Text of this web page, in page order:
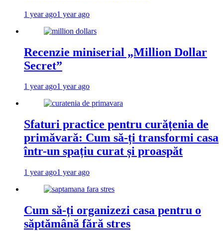
1 year ago1 year ago
Recenzie miniserial „Million Dollar
Secret”
1 year ago1 year ago
Sfaturi practice pentru curățenia de
primăvară: Cum să-ți transformi casa
într-un spațiu curat și proaspăt
1 year ago1 year ago
Cum să-ți organizezi casa pentru o
săptămână fără stres